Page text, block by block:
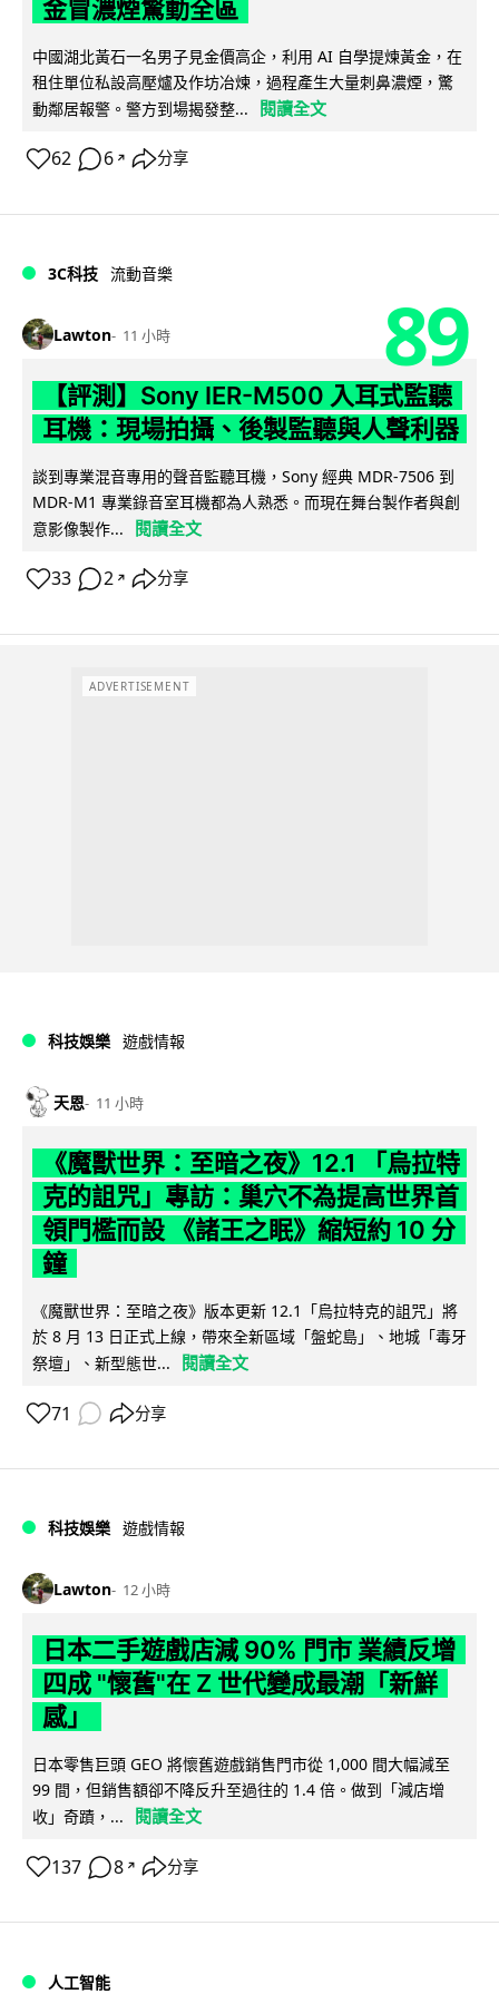
金冒濃煙驚動全區
中國湖北黃石一名男子見金價高企，利用 AI 自學提煉黃金，在
租住單位私設高壓爐及作坊冶煉，過程產生大量刺鼻濃煙，驚
動鄰居報警。警方到場揭發整...
閱讀全文
62 6 ↗ 分享
3C科技 流動音樂
Lawton 11 小時 89
【評測】Sony IER-M500 入耳式監聽
耳機：現場拍攝、後製監聽與人聲利器
談到專業混音專用的聲音監聽耳機，Sony 經典 MDR-7506 到
MDR-M1 專業錄音室耳機都為人熟悉。而現在舞台製作者與創
意影像製作...
閱讀全文
33 2 ↗ 分享
ADVERTISEMENT
科技娛樂 遊戲情報
天恩 11 小時
《魔獸世界：至暗之夜》12.1 「烏拉特
克的詛咒」專訪：巢穴不為提高世界首
領門檻而設 《諸王之眠》縮短約 10 分
鐘
《魔獸世界：至暗之夜》版本更新 12.1「烏拉特克的詛咒」將
於 8 月 13 日正式上線，帶來全新區域「盤蛇島」、地城「毒牙
祭壇」、新型態世...
閱讀全文
71 分享
科技娛樂 遊戲情報
Lawton 12 小時
日本二手遊戲店減 90% 門市 業績反增
四成 "懷舊"在 Z 世代變成最潮「新鮮
感」
日本零售巨頭 GEO 將懷舊遊戲銷售門市從 1,000 間大幅減至
99 間，但銷售額卻不降反升至過往的 1.4 倍。做到「減店增
收」奇蹟，...
閱讀全文
137 8 ↗ 分享
人工智能